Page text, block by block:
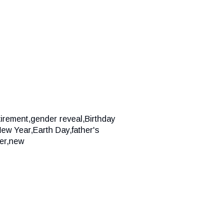
reveal,Birthday
Year,Earth Day,father's